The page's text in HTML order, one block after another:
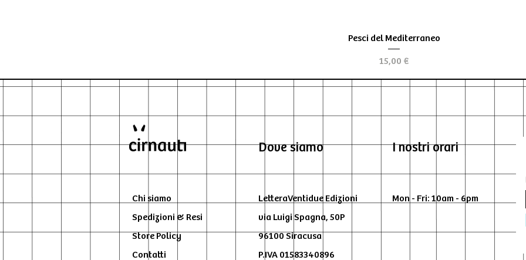
Vista rápida
Pesci del Mediterraneo
Precio
15,00 €
Chi siamo
Spedizioni & Resi
Store Policy
Contatti
Dove siamo
LetteraVentidue Edizioni
via Luigi Spagna, 50P
96100 Siracusa
P.IVA 01583340896
I nostri orari
Mon - Fri: 10am - 6pm